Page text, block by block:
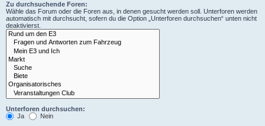
Zu durchsuchende Foren:
Wähle das Forum oder die Foren aus, in denen gesucht werden soll. Unterforen werden
automatisch mit durchsucht, sofern du die Option „Unterforen durchsuchen“ unten nicht
deaktivierst.
Unterforen durchsuchen:
Ja
Nein